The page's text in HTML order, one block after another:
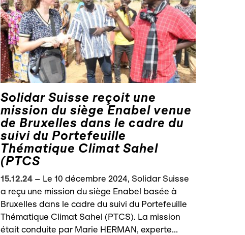
Solidar Suisse reçoit une
mission du siège Enabel venue
de Bruxelles dans le cadre du
suivi du Portefeuille
Thématique Climat Sahel
(PTCS
15.12.24– Le 10 décembre 2024, Solidar Suisse
a reçu une mission du siège Enabel basée à
Bruxelles dans le cadre du suivi du Portefeuille
Thématique Climat Sahel (PTCS). La mission
était conduite par Marie HERMAN, experte...